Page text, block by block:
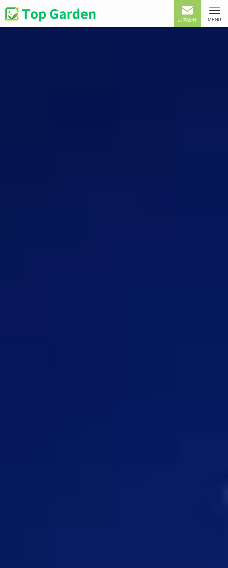
お問合せ MENU